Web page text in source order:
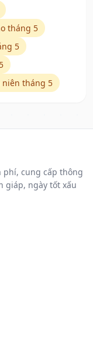
tháng 5
5
niên tháng 5
phí, cung cấp thông
giáp, ngày tốt xấu